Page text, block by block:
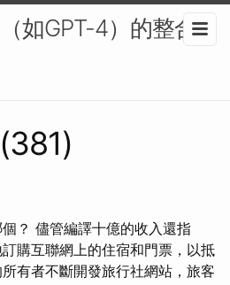
如GPT-4）的整合
？ 儘管編譯十億的收入還指
購互聯網上的住宿和門票，以抵
有者不斷開發旅行社網站，旅客